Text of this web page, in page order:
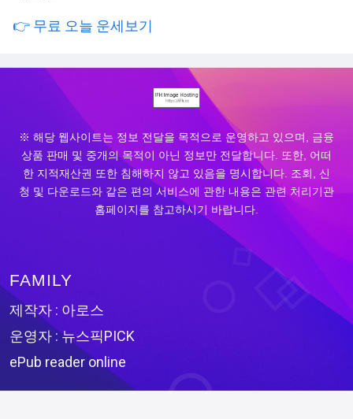
👉 무료 오늘 운세보기
※ 해당 웹사이트는 정보 전달을 목적으로 운영하고 있으며, 금융
상품 판매 및 중개의 목적이 아닌 정보만 전달합니다. 또한, 어떠
한 지적재산권 또한 침해하지 않고 있음을 명시합니다. 조회, 신
청 및 다운로드와 같은 편의 서비스에 관한 내용은 관련 처리기관
홈페이지를 참고하시기 바랍니다.
FAMILY
제작자 : 아로스
운영자 : 뉴스픽PICK
ePub reader online